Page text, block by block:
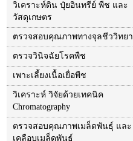
วิเคราะห์ดิน ปุ๋ยอินทรีย์ พืช และ
วัสดุเกษตร
ตรวจสอบคุณภาพทางจุลชีววิทยา
ตรวจวินิจฉัยโรคพืช
เพาะเลี้ยงเนื้อเยื่อพืช
วิเคราะห์ วิจัยด้วยเทคนิค
Chromatography
ตรวจสอบคุณภาพเมล็ดพันธุ์ และ
เคลือบเมล็ดพันธุ์